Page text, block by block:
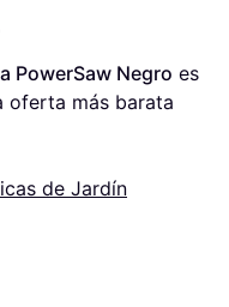
PowerSaw Negro
oferta más barata
de Jardín